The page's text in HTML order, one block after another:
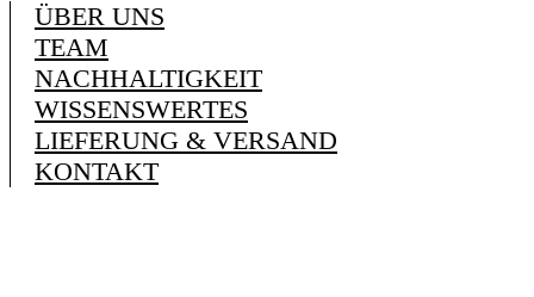
ÜBER UNS
TEAM
NACHHALTIGKEIT
WISSENSWERTES
LIEFERUNG & VERSAND
KONTAKT